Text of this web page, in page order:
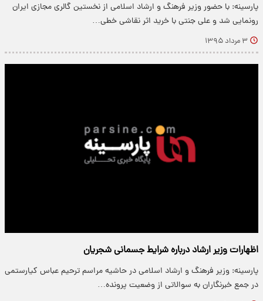
پارسینه: با حضور وزیر فرهنگ و ارشاد اسلامی از نخستین گالری مجازی ایران
رونمایی شد و علی جنتی با خرید اثر نقاشی خطی…
۳ مرداد ۱۳۹۵
اظهارات وزیر ارشاد درباره شرایط جسمانی شجریان
پارسینه: وزیر فرهنگ و ارشاد اسلامی در حاشیه مراسم ترحیم عباس کیارستمی
در جمع خبرنگاران به سوالاتی از وضعیت پرونده…